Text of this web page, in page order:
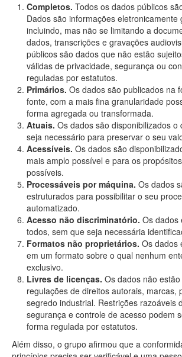
Completos. Todos os dados públicos
Dados são informações eletronicamente
incluindo, mas não se limitando a
dados, transcrições e gravações
públicos são dados que não estão
válidas de privacidade, segurança ou
reguladas por estatutos.
Primários. Os dados são publicados na
fonte, com a mais fina granularidade
forma agregada ou transformada.
Atuais. Os dados são disponibilizados o
seja necessário para preservar o seu
Acessíveis. Os dados são
mais amplo possível e para os
possíveis.
Processáveis por máquina. Os dados
estruturados para possibilitar o seu
automatizado.
Acesso não discriminatório. Os dados
todos, sem que seja necessária
Formatos não proprietários. Os dados
em um formato sobre o qual nenhum
exclusivo.
Livres de licenças. Os dados não
regulações de direitos autorais, marcas,
segredo industrial. Restrições razoáveis
segurança e controle de acesso podem
forma regulada por estatutos.
Além disso, o grupo afirmou que a